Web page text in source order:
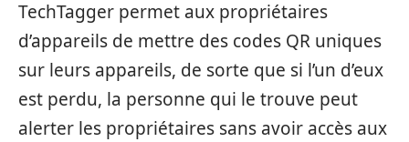
TechTagger permet aux propriétaires
d’appareils de mettre des codes QR uniques
sur leurs appareils, de sorte que si l’un d’eux
est perdu, la personne qui le trouve peut
alerter les propriétaires sans avoir accès aux